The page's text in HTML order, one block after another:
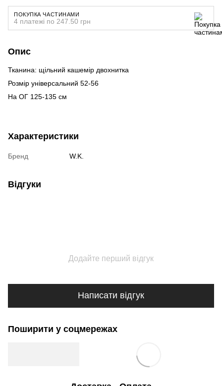
ПОКУПКА ЧАСТИНАМИ
4 платежі по 247.50 грн
Опис
Тканина: щільний кашемір двохнитка
Розмір універсальний 52-56
На ОГ 125-135 см
Характеристики
Бренд W.K.
Відгуки
Додайте перший відгук
Написати відгук
Поширити у соцмережах